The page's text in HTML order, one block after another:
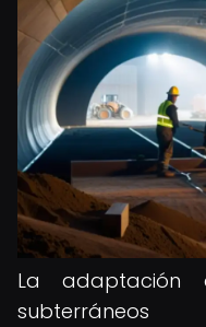
La adaptación